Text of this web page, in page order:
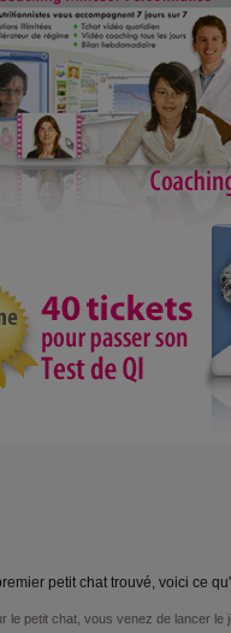
petit chat trouvé, voici ce
le petit chat, vous venez de lancer le